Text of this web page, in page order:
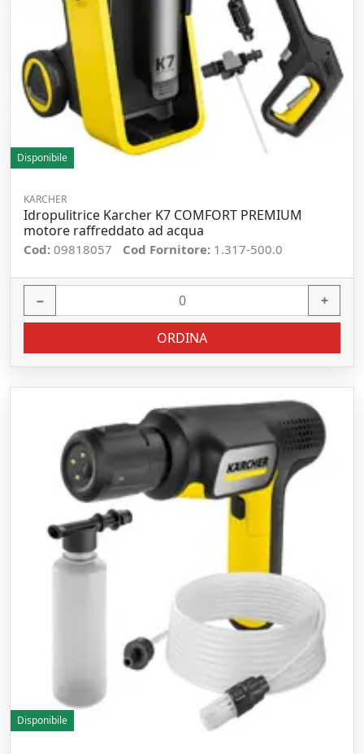
Disponibile
KARCHER
Idropulitrice Karcher K7 COMFORT PREMIUM
motore raffreddato ad acqua
Cod: 09818057 Cod Fornitore: 1.317-500.0
− +
ORDINA
Disponibile